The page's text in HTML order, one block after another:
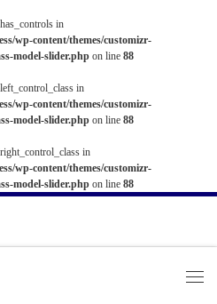
in
wp-content/themes/customizr-
model-slider.php on line 88
in
wp-content/themes/customizr-
model-slider.php on line 88
in
wp-content/themes/customizr-
model-slider.php on line 88